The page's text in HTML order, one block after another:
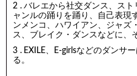
バレエから社交ダンス、ス
ャンルの踊りを踊り、自己表現
ンメンコ、ハワイアン、ジャズ
ス、ブレイク・ダンスなどに、
EXILE、E-girlsなどのダンサ
る。